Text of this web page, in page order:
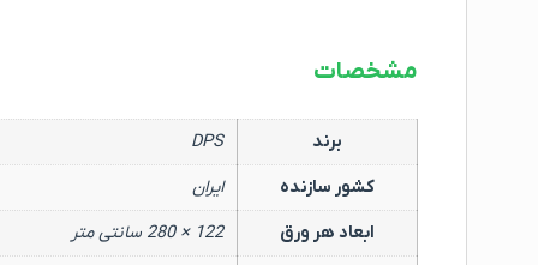
مشخصات
برند
DPS
کشور سازنده
ایران
ابعاد هر ورق
122 × 280 سانتی متر